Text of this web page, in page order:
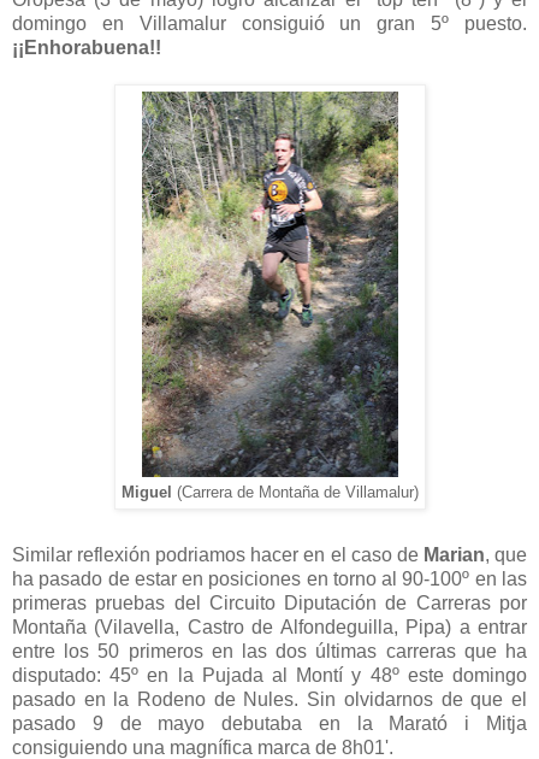
domingo en Villamalur consiguió un gran 5º puesto.
¡¡Enhorabuena!!
Miguel (Carrera de Montaña de Villamalur)
Similar reflexión podriamos hacer en el caso de Marian, que
ha pasado de estar en posiciones en torno al 90-100º en las
primeras pruebas del Circuito Diputación de Carreras por
Montaña (Vilavella, Castro de Alfondeguilla, Pipa) a entrar
entre los 50 primeros en las dos últimas carreras que ha
disputado: 45º en la Pujada al Montí y 48º este domingo
pasado en la Rodeno de Nules. Sin olvidarnos de que el
pasado 9 de mayo debutaba en la Marató i Mitja
consiguiendo una magnífica marca de 8h01'.